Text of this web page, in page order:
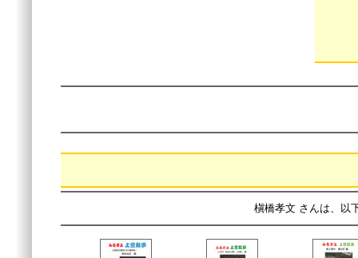
槇橋孝文 さんは、以